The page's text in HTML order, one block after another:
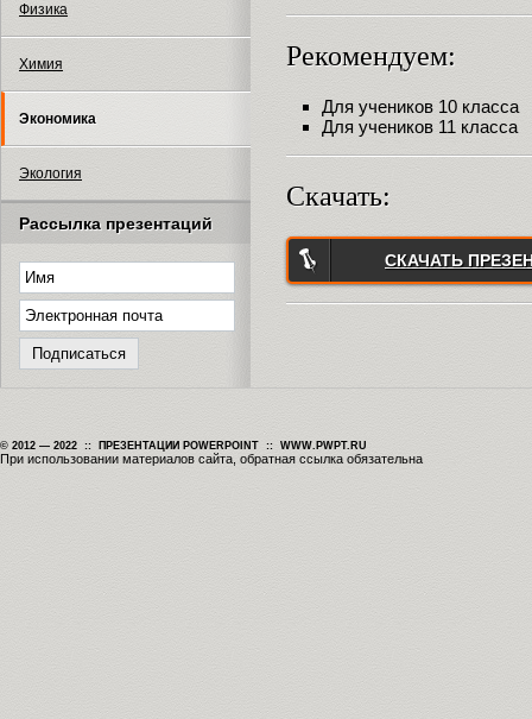
Физика
Химия
Экономика
Экология
Рассылка презентаций
Рекомендуем:
Для учеников 10 класса
Для учеников 11 класса
Скачать:
СКАЧАТЬ
© 2012 — 2022 :: ПРЕЗЕНТАЦИИ POWERPOINT :: WWW.PWPT.RU
При использовании материалов сайта, обратная ссылка обязательна